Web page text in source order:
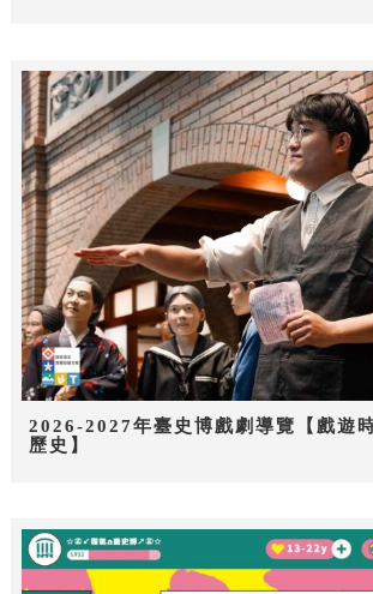
2026-2027年臺史博戲劇導覽【戲遊
歷史】